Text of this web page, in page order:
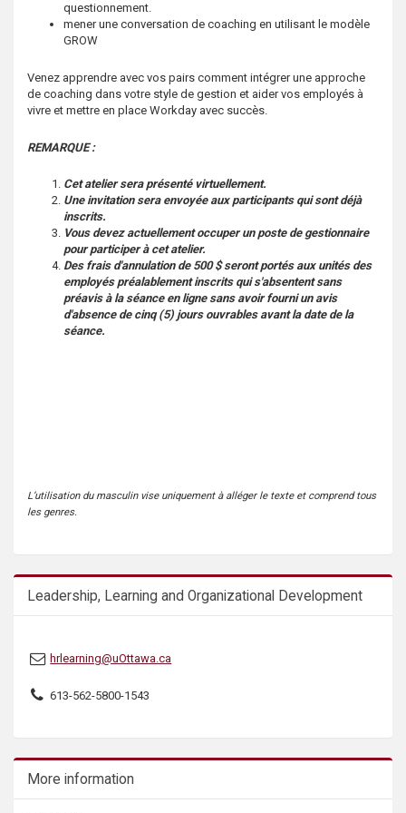
questionnement.
mener une conversation de coaching en utilisant le modèle
GROW
Venez apprendre avec vos pairs comment intégrer une approche
de coaching dans votre style de gestion et aider vos employés à
vivre et mettre en place Workday avec succès.
REMARQUE :
Cet atelier sera présenté virtuellement.
Une invitation sera envoyée aux participants qui sont déjà
inscrits.
Vous devez actuellement occuper un poste de gestionnaire
pour participer à cet atelier.
Des frais d'annulation de 500 $ seront portés aux unités des
employés préalablement inscrits qui s'absentent sans
préavis à la séance en ligne sans avoir fourni un avis
d'absence de cinq (5) jours ouvrables avant la date de la
séance.
L’utilisation du masculin vise uniquement à alléger le texte et comprend tous
les genres.
Leadership, Learning and Organizational Development
hrlearning@uOttawa.ca
613-562-5800-1543
More information